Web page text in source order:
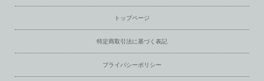
トップページ
特定商取引法に基づく表記
プライバシーポリシー